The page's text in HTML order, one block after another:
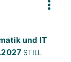
und IT
STILL